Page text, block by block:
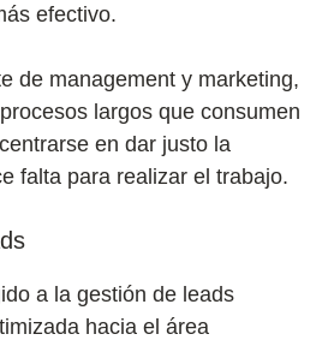
efectivo.
de management y marketing,
largos que consumen
en dar justo la
falta para realizar el trabajo.
a la gestión de leads
hacia el área